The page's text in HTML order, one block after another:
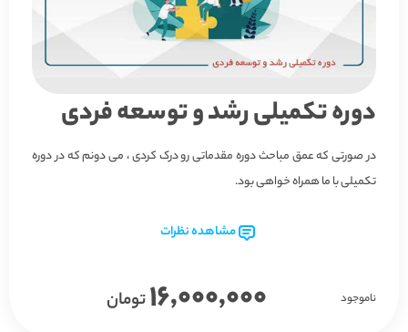
دوره تکمیلی رشد و توسعه فردی
در صورتی که عمق مباحث دوره مقدماتی رو درک کردی ، می دونم که در دوره
تکمیلی با ما همراه خواهی بود.
مشاهده نظرات
ناموجود 16,000,000تومان